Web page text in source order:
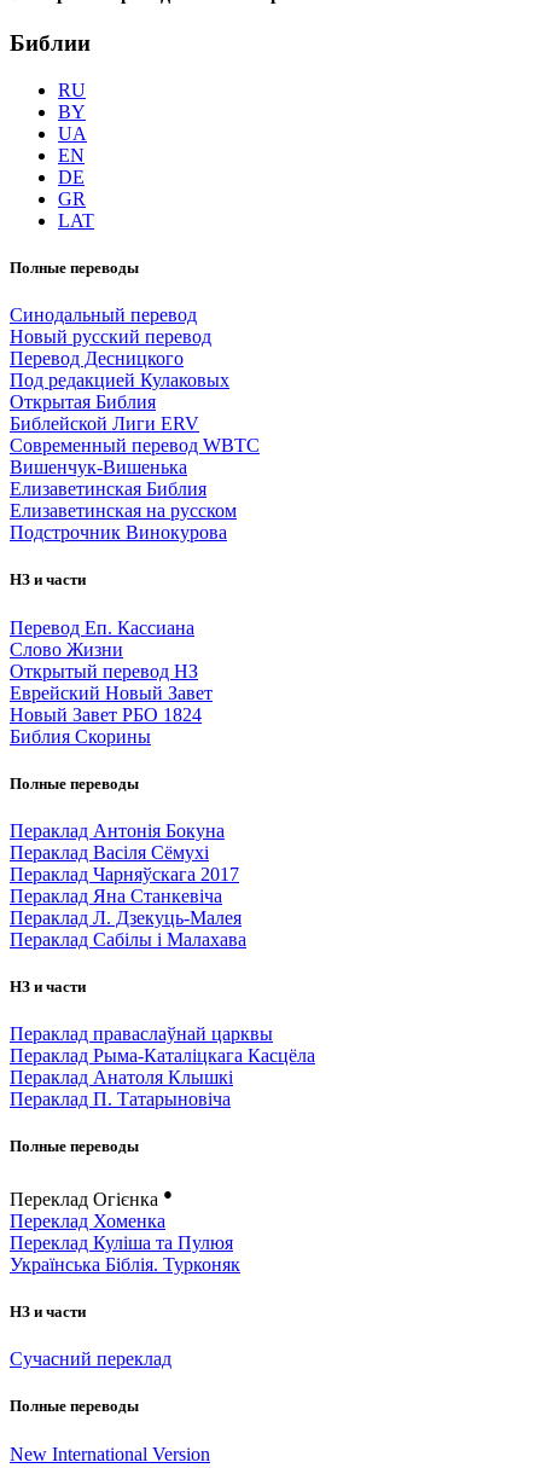
Библии
RU
BY
UA
EN
DE
GR
LAT
Полные переводы
Синодальный перевод
Новый русский перевод
Перевод Десницкого
Под редакцией Кулаковых
Открытая Библия
Библейской Лиги ERV
Cовременный перевод WBTC
Вишенчук-Вишенька
Елизаветинская Библия
Елизаветинская на русском
Подстрочник Винокурова
НЗ и части
Перевод Еп. Кассиана
Слово Жизни
Открытый перевод НЗ
Еврейский Новый Завет
Новый Завет РБО 1824
Библия Скорины
Полные переводы
Пераклад Антонія Бокуна
Пераклад Васіля Сёмухі
Пераклад Чарняўскага 2017
Пераклад Яна Станкевіча
Пераклад Л. Дзекуць-Малея
Пераклад Сабілы і Малахава
НЗ и части
Пераклад праваслаўнай царквы
Пераклад Рыма-Каталіцкага Касцёла
Пераклад Анатоля Клышкi
Пераклад П. Татарыновіча
Полные переводы
Переклад Огієнка ●
Переклад Хоменка
Переклад Куліша та Пулюя
Українська Біблія. Турконяк
НЗ и части
Сучасний переклад
Полные переводы
New International Version